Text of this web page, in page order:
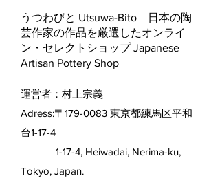
うつわびと Utsuwa-Bito 日本の陶
芸作家の作品を厳選したオンライ
ン・セレクトショップ Japanese
Artisan Pottery Shop
運営者：村上宗義
Adress:〒179-0083 東京都練馬区平和
台1-17-4
1-17-4, Heiwadai, Nerima-ku,
Tokyo, Japan.